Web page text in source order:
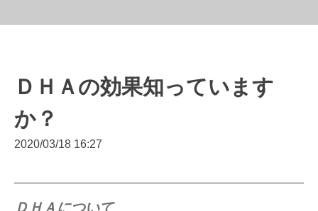
ＤＨＡの効果知っています
か？
2020/03/18 16:27
ＤＨＡについて